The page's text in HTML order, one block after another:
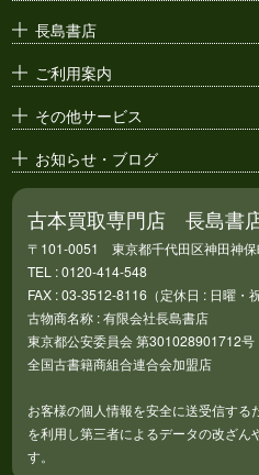
長島書店
ご利用案内
その他サービス
お知らせ・ブログ
古本買取専門店 長島書
〒101-0051 東京都千代田区神田神保
TEL : 0120-414-548
FAX : 03-3512-8116（定休日 : 日曜・祝
古物商名称 : 有限会社長島書店
東京都公安委員会 第301028901712号
全国古書籍商組合連合会加盟店
お客様の個人情報を安全に送受信する
を利用し第三者によるデータの改ざん
す。